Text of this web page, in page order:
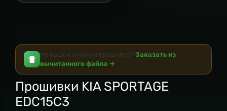
Не нашли нужную прошивку? Заказать из
вычитанного файла →
Прошивки KIA SPORTAGE
EDC15C3